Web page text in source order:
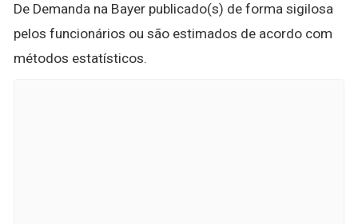
De Demanda na Bayer publicado(s) de forma sigilosa
pelos funcionários ou são estimados de acordo com
métodos estatísticos.